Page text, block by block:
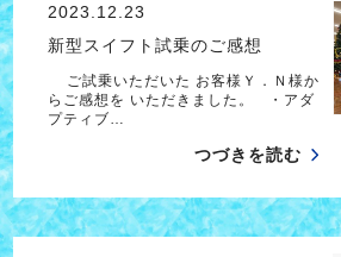
2023.12.23
新型スイフト試乗のご感想
ご試乗いただいた お客様Ｙ．Ｎ様か
らご感想を いただきました。 ・アダ
プティブ…
つづきを読む